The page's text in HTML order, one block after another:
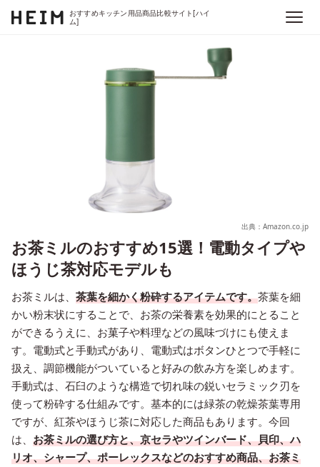
おすすめキッチン用品商品比較サイト[ハイ
ム]
出典：Amazon.co.jp
お茶ミルのおすすめ15選！電動タイプや
ほうじ茶対応モデルも
お茶ミルは、 茶葉を細かく粉砕するアイテムです。茶葉を細
かい粉末状にすることで、お茶の栄養素を効果的にとること
ができるうえに、お菓子や料理などの風味づけにも使えま
す。電動式と手動式があり、電動式はボタンひとつで手軽に
扱え、調節機能がついていると好みの飲み方を楽しめます。
手動式は、石臼のような構造で切れ味の鋭いセラミック刃を
使って粉砕する仕組みです。基本的には緑茶の乾燥茶葉専用
ですが、紅茶やほうじ茶に対応した商品もあります。今回
は、 お茶ミルの選び方と、京セラやツインバード、貝印、ハ
リオ、シャープ、ポーレックスなどのおすすめ商品、お茶ミ